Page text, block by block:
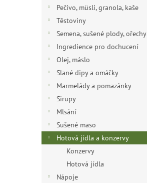
Pečivo, müsli, granola, kaše
Těstoviny
Semena, sušené plody, ořechy
Ingredience pro dochucení
Olej, máslo
Slané dipy a omáčky
Marmelády a pomazánky
Sirupy
Mlsání
Sušené maso
Hotová jídla a konzervy
Konzervy
Hotová jídla
Nápoje